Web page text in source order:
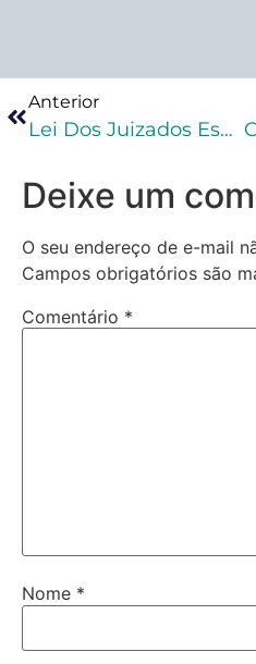
Anterior
Lei Dos Juizados Especiais Se Aplica A Casos De Violência Contra A Mulher?
Deixe um
O seu endereço de e-mail
Campos obrigatórios são
Comentário *
Nome *